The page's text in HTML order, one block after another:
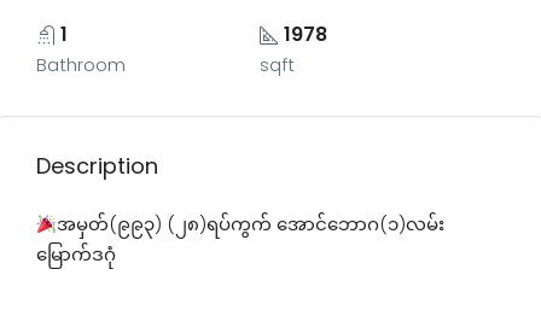
1
Bathroom
1978
sqft
Description
အမှတ်(၉၉၃) (၂၈)ရပ်ကွက် အောင်ဘောဂ(၁)လမ်း
မြောက်ဒဂုံ